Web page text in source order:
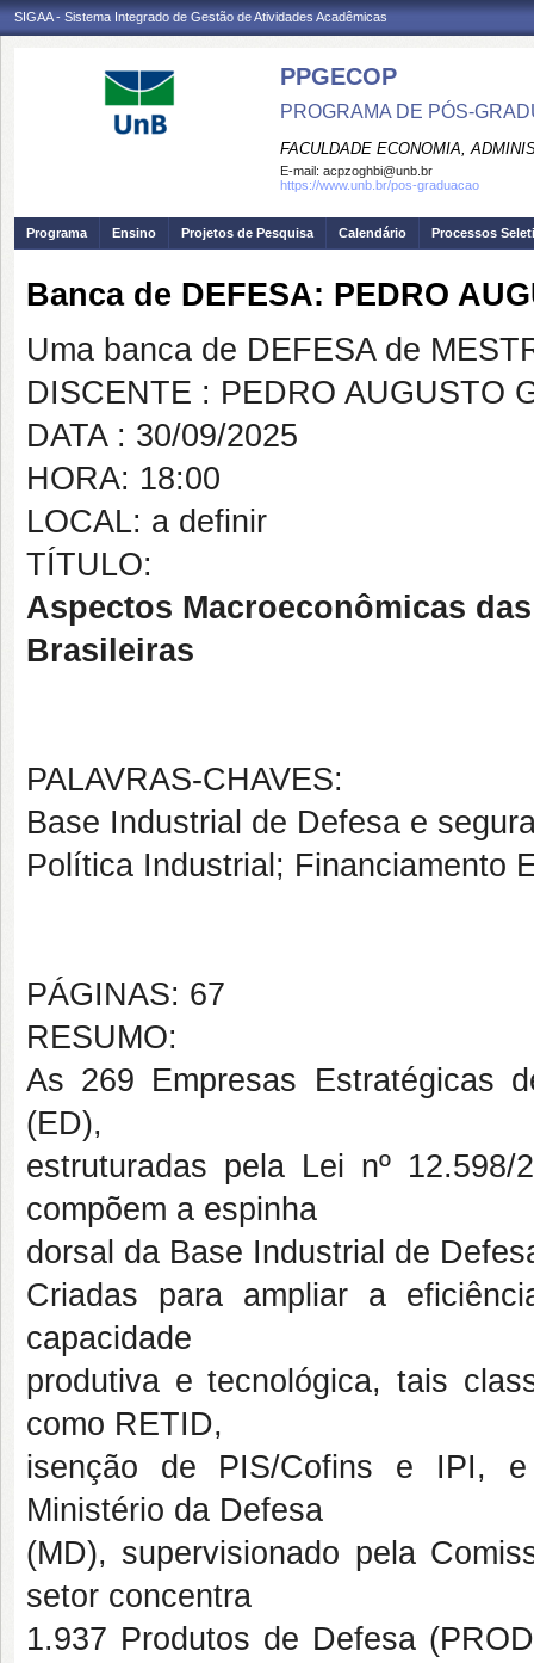
SIGAA - Sistema Integrado de Gestão de Atividades Acadêmicas
PPGECOP
PROGRAMA DE PÓS-
FACULDADE ECONOMIA,
E-mail: acpzoghbi@unb.br
https://www.unb.br/pos-graduacao
Programa Ensino Projetos de Pesquisa Calendário Processos
Banca de DEFESA: PEDRO
Uma banca de DEFESA de
DISCENTE : PEDRO AUGUSTO
DATA : 30/09/2025
HORA: 18:00
LOCAL: a definir
TÍTULO:
Aspectos Macroeconômicas
Brasileiras
PALAVRAS-CHAVES:
Base Industrial de Defesa e
Política Industrial; Financiamento
PÁGINAS: 67
RESUMO:
As 269 Empresas Estratégicas
(ED),
estruturadas pela Lei nº
compõem a espinha
dorsal da Base Industrial de
Criadas para ampliar a
capacidade
produtiva e tecnológica, tais
como RETID,
isenção de PIS/Cofins e IPI, e
Ministério da Defesa
(MD), supervisionado pela
setor concentra
1.937 Produtos de Defesa